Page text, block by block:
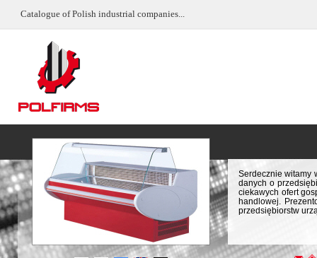
Catalogue of Polish industrial companies...
Serdecznie witamy
danych o
ciekawych ofert
handlowej.
przedsiębiorstw